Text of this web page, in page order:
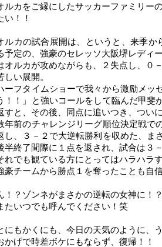
ルカをご縁にしたサッカーファミリー
い！！
ルカの試合展開は、というと、来季か
予定の、強豪のセレッソ大阪堺レディ
オルカが攻めながらも、２失点し、０
しい展開。
ーフタイムショーで我々から激励メッ
！！」と強いコールをして臨んだ甲斐
すと、その後、同点に追いつき、つい
年前のチャレンジリーグ順位決定戦で
し、３－２で大逆転勝利を収めた、ま
半終了間際に１点を返され、試合は３
れでも観ている方にとってはハラハラ
豪チームから勝点１を奪ったことも自
！？ゾンネがまさかの逆転の女神に！
たいつでも呼んでください！笑
にもかくにも、今日の天気のように、
かげで時差ボケにもならず、復帰！！